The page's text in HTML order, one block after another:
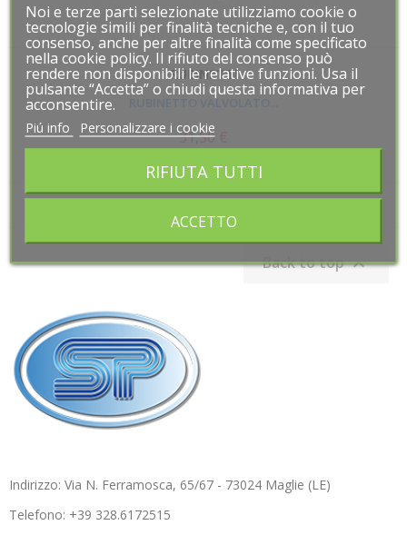
RUBINETTI
RUBINETTO VALVOLATO...
Prezzo
31,50 €
Mostrando 1-1 di 1 element(s)
Back to top
Indirizzo: Via N. Ferramosca, 65/67 - 73024 Maglie (LE)
Telefono: +39 328.6172515
Noi e terze parti selezionate utilizziamo cookie o
tecnologie simili per finalità tecniche e, con il tuo
consenso, anche per altre finalità come specificato
nella cookie policy. Il rifiuto del consenso può
rendere non disponibili le relative funzioni. Usa il
pulsante “Accetta” o chiudi questa informativa per
acconsentire.
Piú info Personalizzare i cookie
RIFIUTA TUTTI
ACCETTO
Noi e terze parti selezionate utilizziamo cookie o
tecnologie simili per finalità tecniche e, con il tuo
consenso, anche per altre finalità come specificato
nella cookie policy. Il rifiuto del consenso può
rendere non disponibili le relative funzioni. Usa il
pulsante “Accetta” o chiudi questa informativa per
acconsentire.
Piú info Personalizzare i cookie
RIFIUTA TUTTI
ACCETTO